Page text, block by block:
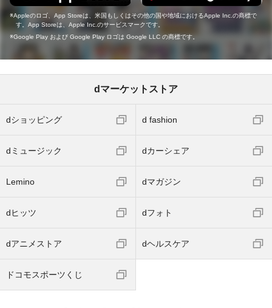
Appleのロゴ、App Storeは、米国もしくはその他の国や地域におけるApple Inc.の商標で
す。App Storeは、Apple Inc.のサービスマークです。
Google Play および Google Play ロゴは Google LLC の商標です。
dマーケットストア
dショッピング d fashion
dミュージック dカーシェア
Lemino dマガジン
dヒッツ dフォト
dアニメストア dヘルスケア
ドコモスポーツくじ